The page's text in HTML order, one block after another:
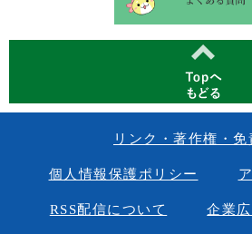
リンク・著作権・免
個人情報保護ポリシー
RSS配信について 企業